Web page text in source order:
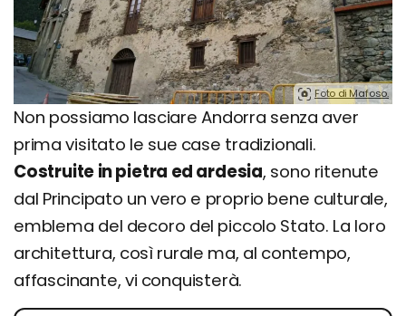
Foto di Mafoso.
Non possiamo lasciare Andorra senza aver
prima visitato le sue case tradizionali.
Costruite in pietra ed ardesia, sono ritenute
dal Principato un vero e proprio bene culturale,
emblema del decoro del piccolo Stato. La loro
architettura, così rurale ma, al contempo,
affascinante, vi conquisterà.